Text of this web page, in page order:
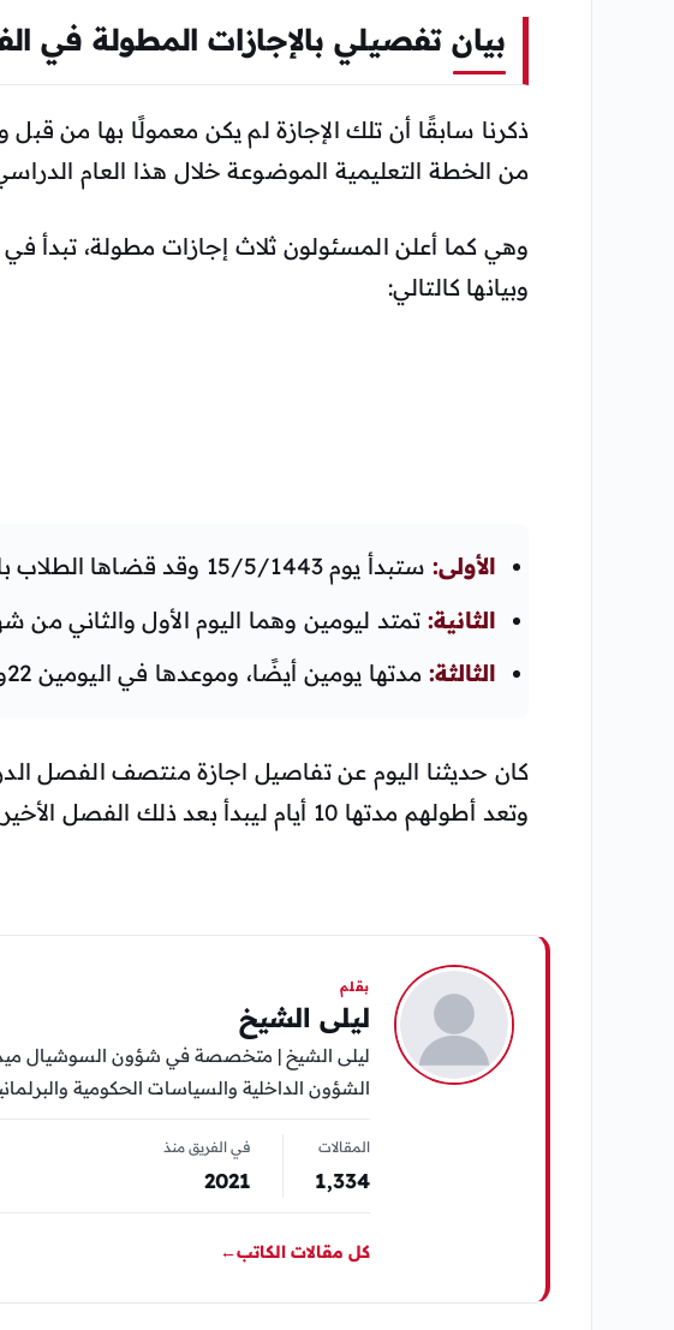
بيان تفصيلي بالإجازات المطولة في
ذكرنا سابقًا أن تلك الإجازة لم يكن معمولًا بها من قبل
من الخطة التعليمية الموضوعة خلال هذا العام
وهي كما أعلن المسئولون ثلاث إجازات مطولة، تبدأ
وبيانها كالتالي:
الأولى: ستبدأ يوم 15/5/1443 وقد قضاها الطلاب بالفعل.
الثانية: تمتد ليومين وهما اليوم الأول والثاني من شهر 7
الثالثة: مدتها يومين أيضًا، وموعدها في اليومين 22و 23 من الشهر السابع الهجري.
كان حديثنا اليوم عن تفاصيل اجازة منتصف الفصل
وتعد أطولهم مدتها 10 أيام ليبدأ بعد ذلك الفصل الأخير الثالث من هذا العام.
بقلم
ليلى الشيخ
ليلى الشيخ | متخصصة في شؤون السوشيال
الشؤون الداخلية والسياسات الحكومية
المقالات
1٬334
في الفريق منذ
2021
كل مقالات الكاتب←